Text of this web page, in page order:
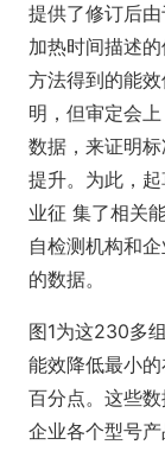
提供了修订后
加热时间描述
方法得到的能
明，但审定会
数据，来证明
提升。为此，
业征 集了相关
自检测机构和
的数据。
图1为这230多
能效降低最小
百分点。这些
企业各个型号